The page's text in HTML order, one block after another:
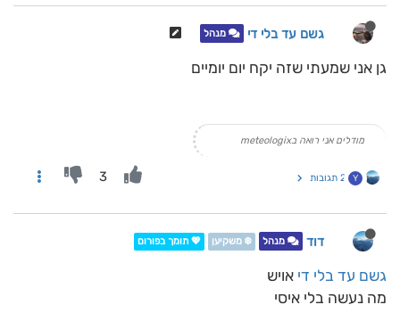
גשם עד בלי די מנהל
גן אני שמעתי שזה יקח יום יומיים
מודלים אני רואה בmeteologix
Y 2 תגובות 3
דוד מנהל ❄️ משקיען 💖 תומך בפורום
גשם עד בלי די אויש
מה נעשה בלי איסי